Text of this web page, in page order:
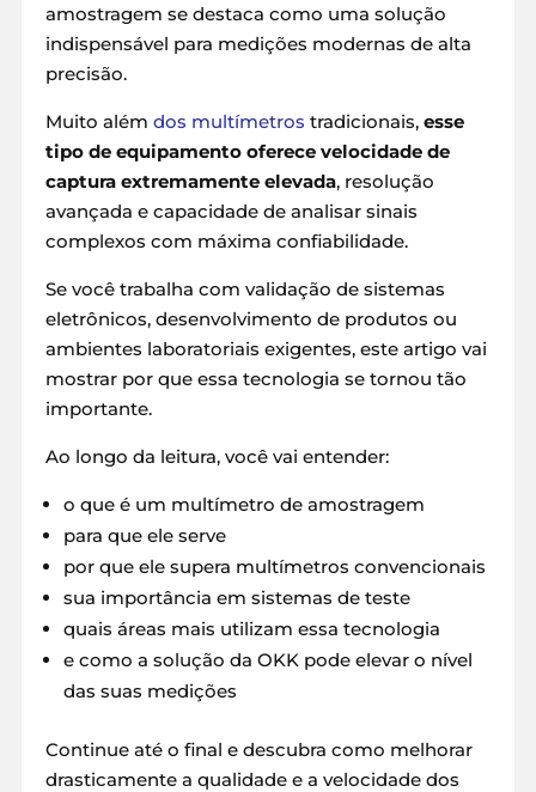
amostragem se destaca como uma solução
indispensável para medições modernas de alta
precisão.
Muito além dos multímetros tradicionais, esse
tipo de equipamento oferece velocidade de
captura extremamente elevada, resolução
avançada e capacidade de analisar sinais
complexos com máxima confiabilidade.
Se você trabalha com validação de sistemas
eletrônicos, desenvolvimento de produtos ou
ambientes laboratoriais exigentes, este artigo vai
mostrar por que essa tecnologia se tornou tão
importante.
Ao longo da leitura, você vai entender:
o que é um multímetro de amostragem
para que ele serve
por que ele supera multímetros convencionais
sua importância em sistemas de teste
quais áreas mais utilizam essa tecnologia
e como a solução da OKK pode elevar o nível
das suas medições
Continue até o final e descubra como melhorar
drasticamente a qualidade e a velocidade dos